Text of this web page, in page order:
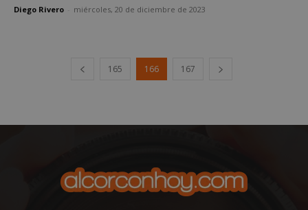
Diego Rivero miércoles, 20 de diciembre de 2023
165 166 167
.spotify.com
VISITOR_PRIVACY_METADATA
YouTube
.youtube.com